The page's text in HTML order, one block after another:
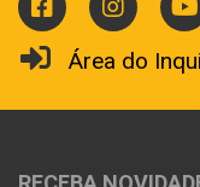
Área do